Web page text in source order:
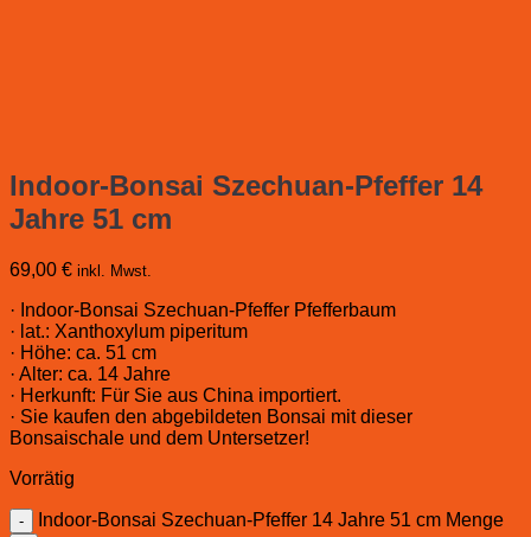
Indoor-Bonsai Szechuan-Pfeffer 14
Jahre 51 cm
69,00 € inkl. Mwst.
· Indoor-Bonsai Szechuan-Pfeffer Pfefferbaum
· lat.: Xanthoxylum piperitum
· Höhe: ca. 51 cm
· Alter: ca. 14 Jahre
· Herkunft: Für Sie aus China importiert.
· Sie kaufen den abgebildeten Bonsai mit dieser
Bonsaischale und dem Untersetzer!
Vorrätig
Indoor-Bonsai Szechuan-Pfeffer 14 Jahre 51 cm Menge